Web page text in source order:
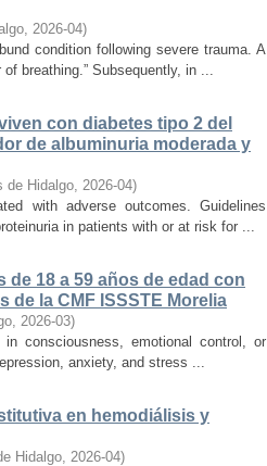
, 2026-04)
condition following severe trauma. A
breathing.” Subsequently, in ...
con diabetes tipo 2 del
de albuminuria moderada y
de Hidalgo, 2026-04)
with adverse outcomes. Guidelines
in patients with or at risk for ...
18 a 59 años de edad con
la CMF ISSSTE Morelia
, 2026-03)
consciousness, emotional control, or
anxiety, and stress ...
en hemodiálisis y
Hidalgo, 2026-04)